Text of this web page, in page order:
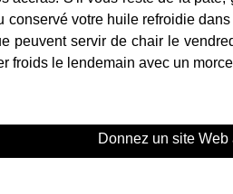
conservé votre huile refroidie
peuvent servir de chair le
froids le lendemain avec un
Donnez un site